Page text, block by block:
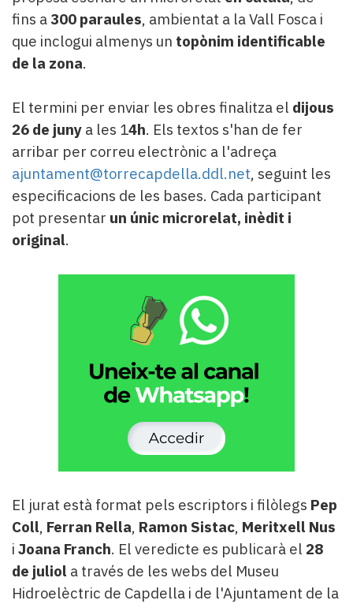
fins a300 paraules, ambientat a la Vall Fosca i
que inclogui almenys un topònim identificable
de la zona.
El termini per enviar les obres finalitza el dijous
26 de juny a les 14h. Els textos s'han de fer
arribar per correu electrònic a l'adreça
ajuntament@torrecapdella.ddl.net, seguint les
especificacions de les bases. Cada participant
pot presentar un únic microrelat, inèdit i
original.
El jurat està format pels escriptors i filòlegs Pep
Coll, Ferran Rella, Ramon Sistac, Meritxell Nus
i Joana Franch. El veredicte es publicarà el 28
de juliol a través de les webs del Museu
Hidroelèctric de Capdella i de l'Ajuntament de la